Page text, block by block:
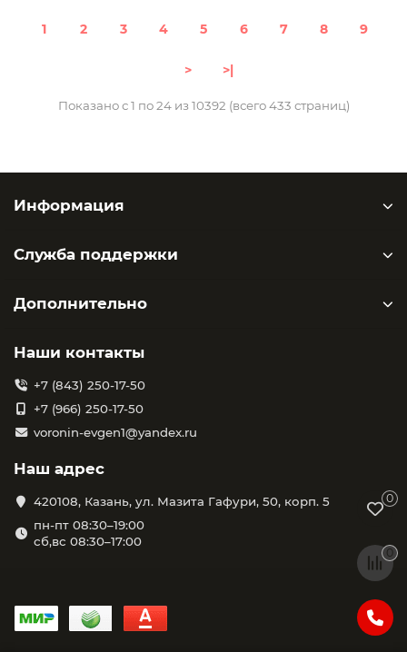
1 2 3 4 5 6 7 8 9
> >|
Показано с 1 по 24 из 10392 (всего 433 страниц)
Информация
Служба поддержки
Дополнительно
Наши контакты
+7 (843) 250-17-50
+7 (966) 250-17-50
voronin-evgen1@yandex.ru
Наш адрес
420108, Казань, ул. Мазита Гафури, 50, корп. 5
пн-пт 08:30–19:00
сб,вс 08:30–17:00
0
0